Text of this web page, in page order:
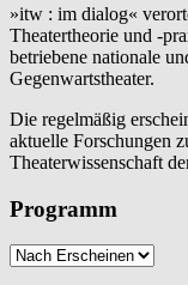
»itw : im dialog«
Theatertheorie und -
betriebene nationale
Gegenwartstheater.
Die regelmäßig
aktuelle Forschungen
Theaterwissenschaft
Programm